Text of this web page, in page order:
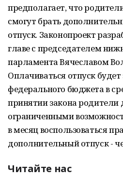
предполагает, что
смогут брать
отпуск. Законопроект
главе с председателем
парламента Вячеславом
Оплачиваться отпуск будет
федерального бюджета в
принятии закона родители
ограниченными
в месяц воспользоваться
дополнительный отпуск -
Читайте нас